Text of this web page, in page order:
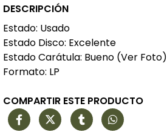
DESCRIPCIÓN
Estado: Usado
Estado Disco: Excelente
Estado Carátula: Bueno (Ver Foto)
Formato: LP
COMPARTIR ESTE PRODUCTO